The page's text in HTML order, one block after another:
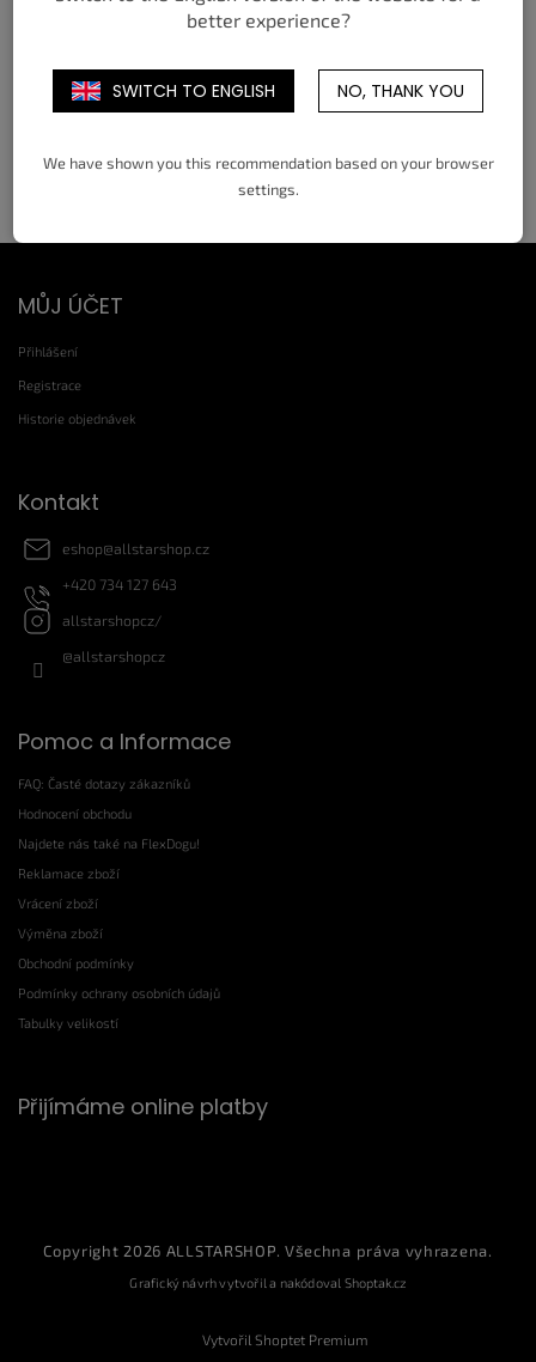
ý
p
s
u
zboží a super ceny, rychlé doručení.
VÍCE RECENZÍ PŘIDAT RECENZI
MŮJ ÚČET
Přihlášení
Registrace
Historie objednávek
Kontakt
eshop@allstarshop.cz
+420 734 127 643
allstarshopcz/
@allstarshopcz
Pomoc a Informace
FAQ: Časté dotazy zákazníků
Hodnocení obchodu
Najdete nás také na FlexDogu!
Reklamace zboží
Vrácení zboží
Výměna zboží
Obchodní podmínky
Podmínky ochrany osobních údajů
Tabulky velikostí
Přijímáme online platby
Vytvořil Shoptet Premium
Copyright 2026 ALLSTARSHOP. Všechna práva vyhrazena.
Grafický návrh vytvořil a nakódoval Shoptak.cz
better experience?
SWITCH TO ENGLISH NO, THANK YOU
We have shown you this recommendation based on your browser
settings.